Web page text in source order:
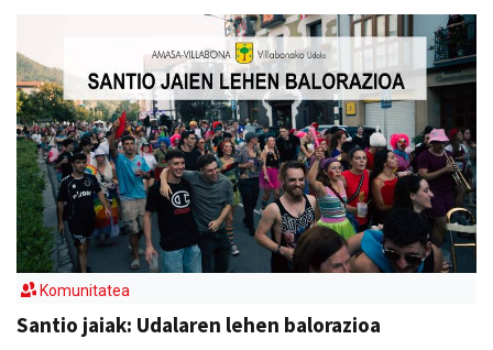
Komunitatea
Santio jaiak: Udalaren lehen balorazioa